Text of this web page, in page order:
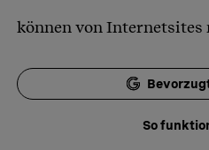
können von Internetsites
So